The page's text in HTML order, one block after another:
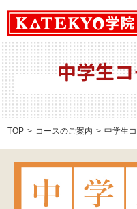
中学生
TOP コースのご案内 中学生